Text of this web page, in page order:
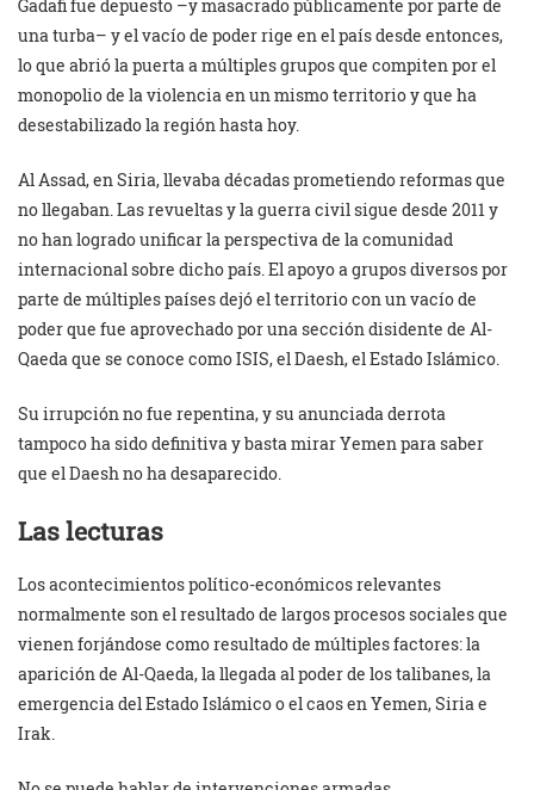
Gadafi fue depuesto –y masacrado públicamente por parte de
una turba– y el vacío de poder rige en el país desde entonces,
lo que abrió la puerta a múltiples grupos que compiten por el
monopolio de la violencia en un mismo territorio y que ha
desestabilizado la región hasta hoy.
Al Assad, en Siria, llevaba décadas prometiendo reformas que
no llegaban. Las revueltas y la guerra civil sigue desde 2011 y
no han logrado unificar la perspectiva de la comunidad
internacional sobre dicho país. El apoyo a grupos diversos por
parte de múltiples países dejó el territorio con un vacío de
poder que fue aprovechado por una sección disidente de Al-
Qaeda que se conoce como ISIS, el Daesh, el Estado Islámico.
Su irrupción no fue repentina, y su anunciada derrota
tampoco ha sido definitiva y basta mirar Yemen para saber
que el Daesh no ha desaparecido.
Las lecturas
Los acontecimientos político-económicos relevantes
normalmente son el resultado de largos procesos sociales que
vienen forjándose como resultado de múltiples factores: la
aparición de Al-Qaeda, la llegada al poder de los talibanes, la
emergencia del Estado Islámico o el caos en Yemen, Siria e
Irak.